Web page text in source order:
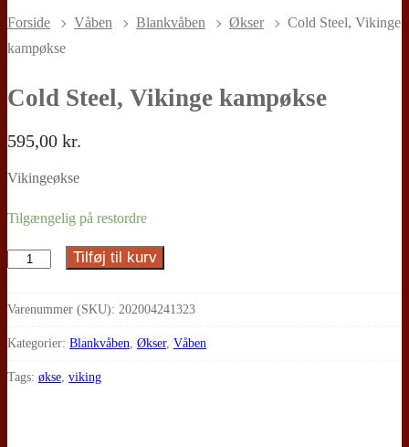
Forside Våben Blankvåben Økser
Cold Steel, Vikinge
kampøkse
Cold Steel, Vikinge kampøkse
595,00 kr.
Vikingeøkse
Tilgængelig på restordre
Cold
Vikinge
kampøkse
Tilføj til kurv
Varenummer (SKU): 202004241323
Kategorier: Blankvåben, Økser, Våben
Tags: økse, viking